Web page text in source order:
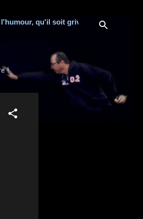
qu'il soit grivois ou
!